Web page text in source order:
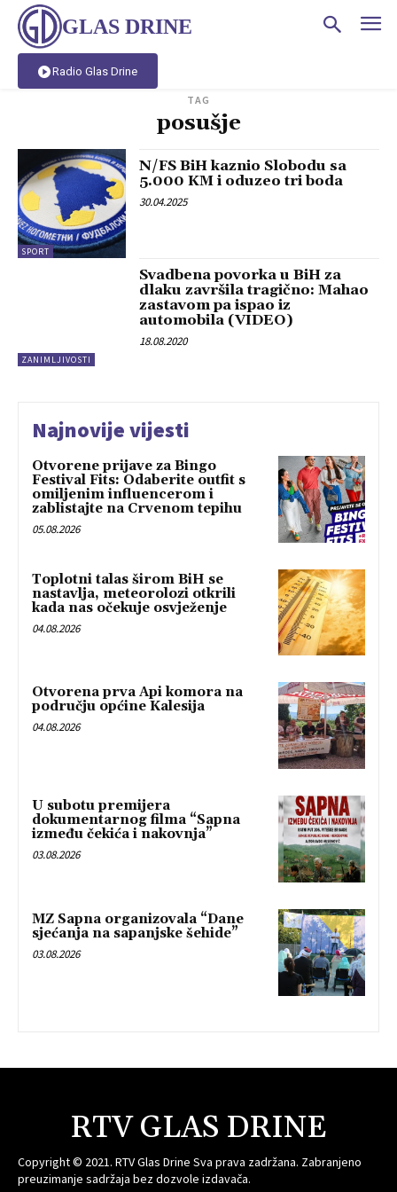
GLAS DRINE
Radio Glas Drine
TAG
posušje
SPORT
N/FS BiH kaznio Slobodu sa
5.000 KM i oduzeo tri boda
30.04.2025
ZANIMLJIVOSTI
Svadbena povorka u BiH za
dlaku završila tragično: Mahao
zastavom pa ispao iz
automobila (VIDEO)
18.08.2020
Najnovije vijesti
Otvorene prijave za Bingo
Festival Fits: Odaberite outfit s
omiljenim influencerom i
zablistajte na Crvenom tepihu
05.08.2026
Toplotni talas širom BiH se
nastavlja, meteorolozi otkrili
kada nas očekuje osvježenje
04.08.2026
Otvorena prva Api komora na
području općine Kalesija
04.08.2026
U subotu premijera
dokumentarnog filma “Sapna
između čekića i nakovnja”
03.08.2026
MZ Sapna organizovala “Dane
sjećanja na sapanjske šehide”
03.08.2026
RTV GLAS DRINE
Copyright © 2021. RTV Glas Drine Sva prava zadržana. Zabranjeno
preuzimanje sadržaja bez dozvole izdavača.